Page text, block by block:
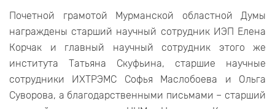
Почетной грамотой Мурманской областной Думы
награждены старший научный сотрудник ИЭП Елена
Корчак и главный научный сотрудник этого же
института Татьяна Скуфьина, старшие научные
сотрудники ИХТРЭМС Софья Маслобоева и Ольга
Суворова, а благодарственными письмами – старший